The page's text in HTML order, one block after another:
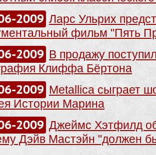
2009 Ларс Ульрих
фильм "Пять
2009 В продажу
Клиффа Бёртона
2009 Metallica сыграет
Истории Марина
2009 Джеймс Хэтфилд
Дэйв Мастэйн "должен